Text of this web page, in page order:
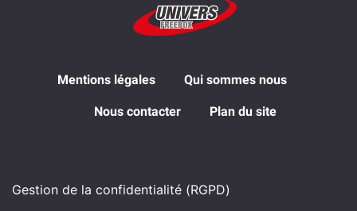
Mentions légales Qui sommes nous
Nous contacter Plan du site
Gestion de la confidentialité (RGPD)